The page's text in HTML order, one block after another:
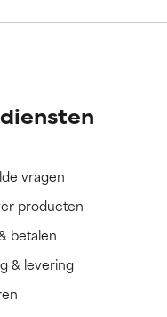
nog niet
nog niet
vragen
producten
betalen
& levering